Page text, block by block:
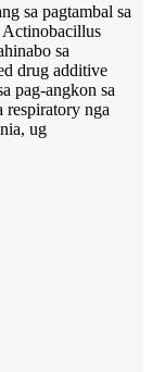
sa pagtambal sa
Actinobacillus
sa
drug additive
pag-angkon sa
respiratory nga
ug